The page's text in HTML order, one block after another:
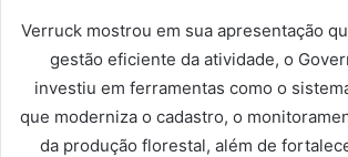
Verruck mostrou em sua apresentação
gestão eficiente da atividade, o
investiu em ferramentas como o
que moderniza o cadastro, o
da produção florestal, além de